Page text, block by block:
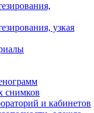
узкая
снимков
и кабинетов